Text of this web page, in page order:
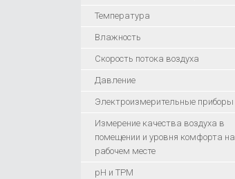
Температура
Влажность
Скорость потока воздуха
Давление
Электроизмерительные приборы
Измерение качества воздуха в
помещении и уровня комфорта на
рабочем месте
pH и ТРМ